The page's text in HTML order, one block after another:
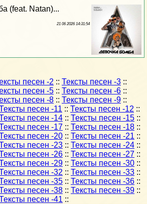
(feat. Natan)...
21 06 2026 14:31:54
песен -2 :: Тексты песен -3 ::
песен -5 :: Тексты песен -6 ::
песен -8 :: Тексты песен -9 ::
песен -11 :: Тексты песен -12 ::
песен -14 :: Тексты песен -15 ::
песен -17 :: Тексты песен -18 ::
песен -20 :: Тексты песен -21 ::
песен -23 :: Тексты песен -24 ::
песен -26 :: Тексты песен -27 ::
песен -29 :: Тексты песен -30 ::
песен -32 :: Тексты песен -33 ::
песен -35 :: Тексты песен -36 ::
песен -38 :: Тексты песен -39 ::
песен -41 ::